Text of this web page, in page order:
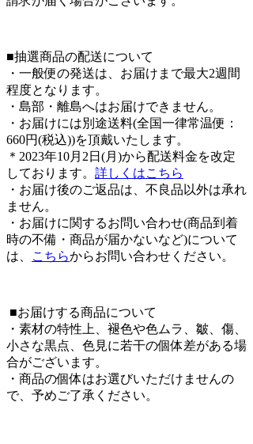
■抽選商品の配送について
・一般便の発送は、お届けまで最大2週間
程度となります。
・島部・離島へはお届けできません。
・お届けには別途送料(全国一律常温便：
660円(税込))を頂戴いたします。
＊2023年10月2日(月)から配送料金を改定
しております。 詳しくはこちら
・お届け後のご返品は、不良品以外は承れ
ません。
・お届けに関するお問い合わせ(商品到着
時の不備・商品が届かないなど)について
は、
こちらからお問い合わせください。
■お届けする商品について
・素材の特性上、褪色や色ムラ、皺、傷、
小さな黒点、色見に若干の個体差がある場
合がございます。
・商品の個体はお選びいただけませんの
で、予めご了承ください。